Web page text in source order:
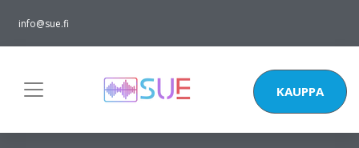
info@sue.fi
KAUPPA